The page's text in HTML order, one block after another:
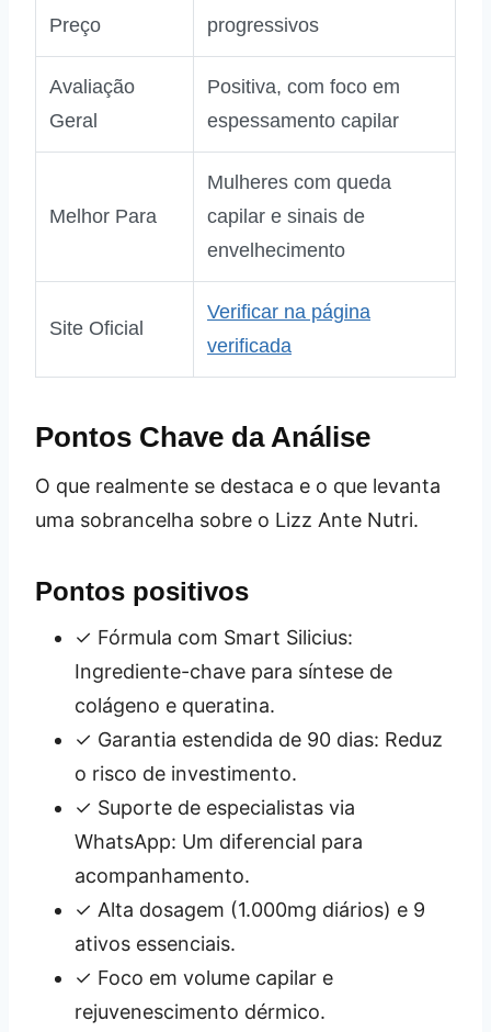
Preço
progressivos
Avaliação
Geral
Positiva, com foco em
espessamento capilar
Melhor Para
Mulheres com queda
capilar e sinais de
envelhecimento
Site Oficial
Verificar na página
verificada
Pontos Chave da Análise
O que realmente se destaca e o que levanta
uma sobrancelha sobre o Lizz Ante Nutri.
Pontos positivos
✓ Fórmula com Smart Silicius:
Ingrediente-chave para síntese de
colágeno e queratina.
✓ Garantia estendida de 90 dias: Reduz
o risco de investimento.
✓ Suporte de especialistas via
WhatsApp: Um diferencial para
acompanhamento.
✓ Alta dosagem (1.000mg diários) e 9
ativos essenciais.
✓ Foco em volume capilar e
rejuvenescimento dérmico.